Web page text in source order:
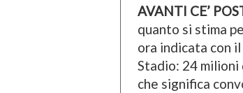
AVANTI CE’
quanto si stima
ora indicata con
Stadio: 24 milioni
che significa